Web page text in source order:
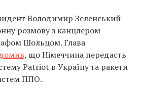
Володимир Зеленський
розмову з канцлером
Шольцом. Глава
, що Німеччина передасть
Patriot в Україну та ракети
ППО.